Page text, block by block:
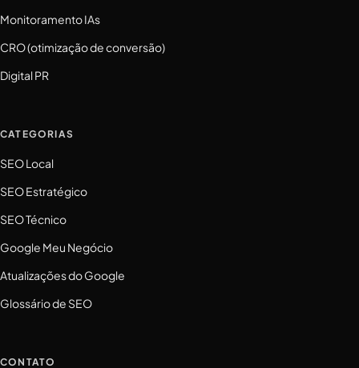
Monitoramento IAs
CRO (otimização de conversão)
Digital PR
CATEGORIAS
SEO Local
SEO Estratégico
SEO Técnico
Google Meu Negócio
Atualizações do Google
Glossário de SEO
CONTATO